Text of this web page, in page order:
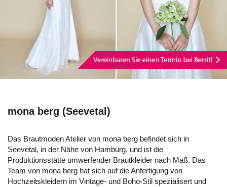
mona berg (Seevetal)
Das Brautmoden Atelier von mona berg befindet sich in
Seevetal, in der Nähe von Hamburg, und ist die
Produktionsstätte umwerfender Brautkleider nach Maß. Das
Team von mona berg hat sich auf die Anfertigung von
Hochzeitskleidern im Vintage- und Boho-Stil spezialisert und